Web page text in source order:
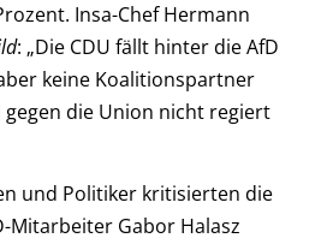
Insa-Chef Hermann
: „Die CDU fällt hinter die AfD
keine Koalitionspartner
die Union nicht regiert
und Politiker kritisierten die
Mitarbeiter Gabor Halasz